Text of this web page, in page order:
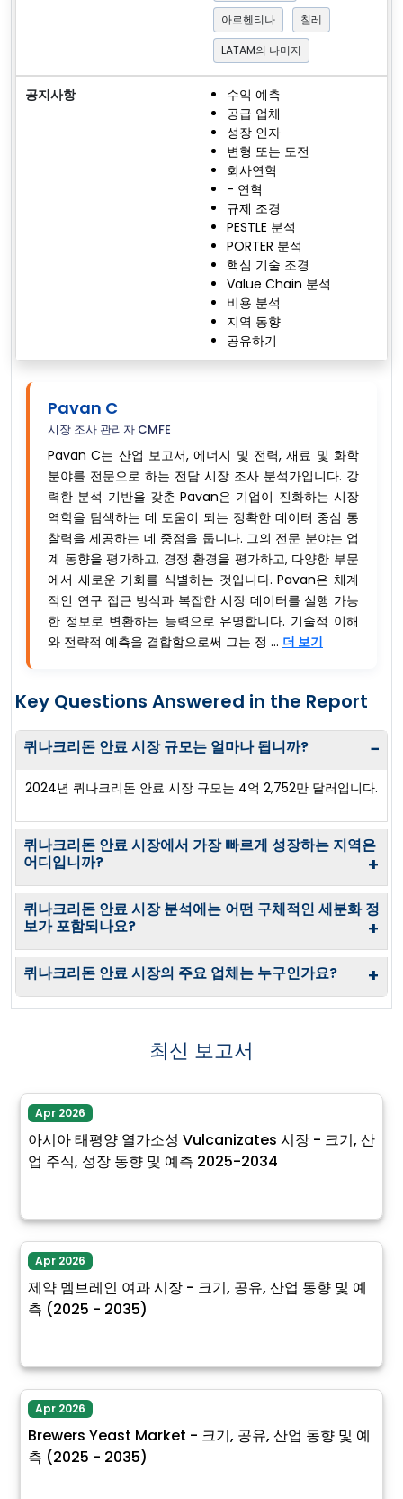
아르헨티나
칠레
LATAM의 나머지
공지사항
수익 예측
공급 업체
성장 인자
변형 또는 도전
회사연혁
- 연혁
규제 조경
PESTLE 분석
PORTER 분석
핵심 기술 조경
Value Chain 분석
비용 분석
지역 동향
공유하기
Pavan C
시장 조사 관리자 CMFE
Pavan C는 산업 보고서, 에너지 및 전력, 재료 및 화학
분야를 전문으로 하는 전담 시장 조사 분석가입니다. 강
력한 분석 기반을 갖춘 Pavan은 기업이 진화하는 시장
역학을 탐색하는 데 도움이 되는 정확한 데이터 중심 통
찰력을 제공하는 데 중점을 둡니다. 그의 전문 분야는 업
계 동향을 평가하고, 경쟁 환경을 평가하고, 다양한 부문
에서 새로운 기회를 식별하는 것입니다. Pavan은 체계
적인 연구 접근 방식과 복잡한 시장 데이터를 실행 가능
한 정보로 변환하는 능력으로 유명합니다. 기술적 이해
와 전략적 예측을 결합함으로써 그는 정 ... 더 보기
Key Questions Answered in the Report
퀴나크리돈 안료 시장 규모는 얼마나 됩니까? −
2024년 퀴나크리돈 안료 시장 규모는 4억 2,752만 달러입니다.
퀴나크리돈 안료 시장에서 가장 빠르게 성장하는 지역은
어디입니까?
+
퀴나크리돈 안료 시장 분석에는 어떤 구체적인 세분화 정
보가 포함되나요?
+
퀴나크리돈 안료 시장의 주요 업체는 누구인가요? +
최신 보고서
Apr 2026
아시아 태평양 열가소성 Vulcanizates 시장 - 크기, 산
업 주식, 성장 동향 및 예측 2025-2034
Apr 2026
제약 멤브레인 여과 시장 - 크기, 공유, 산업 동향 및 예
측 (2025 - 2035)
Apr 2026
Brewers Yeast Market - 크기, 공유, 산업 동향 및 예
측 (2025 - 2035)